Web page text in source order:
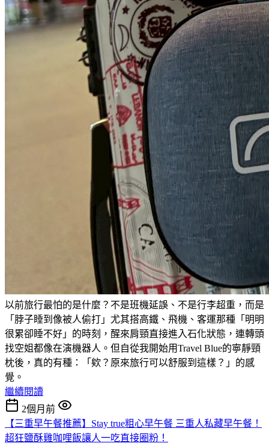
以前旅行最怕的是什麼？不是班機延誤、不是行李超重，而是
「脖子睡到像被人偷打」尤其搭高鐵、飛機、客運那種「明明
很累卻睡不好」的時刻，醒來肩頸直接進入石化狀態，連轉頭
找空姐都像在演機器人。但自從我開始用Travel Blue的寧靜頸
枕後，真的有種：「欸？原來旅行可以舒服到這樣？」的感
覺。
繼續閱讀
2個月前
【三重早午餐推薦】Stay true粗心早午餐 三重人私藏早午餐！
超狂鹽酥雞咖哩飯讓人一吃直接圈粉！